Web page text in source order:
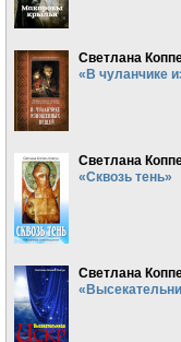
Светлана
«В чуланчике
Светлана
«Сквозь тень»
Светлана